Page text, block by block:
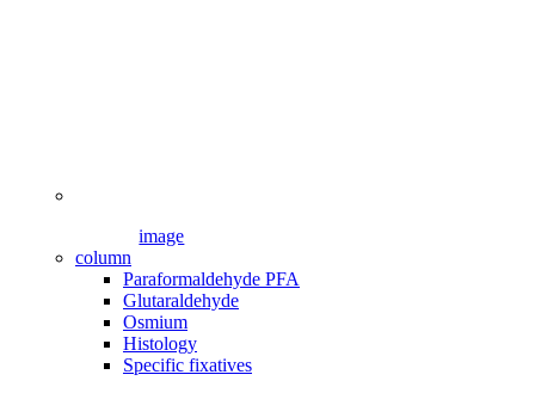
image
column
Paraformaldehyde PFA
Glutaraldehyde
Osmium
Histology
Specific fixatives